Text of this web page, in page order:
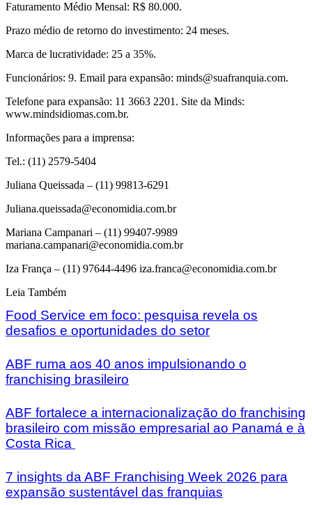
Faturamento Médio Mensal: R$ 80.000.
Prazo médio de retorno do investimento: 24 meses.
Marca de lucratividade: 25 a 35%.
Funcionários: 9. Email para expansão: minds@suafranquia.com.
Telefone para expansão: 11 3663 2201. Site da Minds:
www.mindsidiomas.com.br.
Informações para a imprensa:
Tel.: (11) 2579-5404
Juliana Queissada – (11) 99813-6291
Juliana.queissada@economidia.com.br
Mariana Campanari – (11) 99407-9989
mariana.campanari@economidia.com.br
Iza França – (11) 97644-4496 iza.franca@economidia.com.br
Leia Também
Food Service em foco: pesquisa revela os
desafios e oportunidades do setor
ABF ruma aos 40 anos impulsionando o
franchising brasileiro
ABF fortalece a internacionalização do franchising
brasileiro com missão empresarial ao Panamá e à
Costa Rica
7 insights da ABF Franchising Week 2026 para
expansão sustentável das franquias